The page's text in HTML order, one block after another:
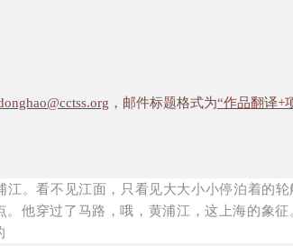
，邮件标题格式为“作品翻译+
。看不见江面，只看见大大小小停泊着的
他穿过了马路，哦，黄浦江，这上海的象